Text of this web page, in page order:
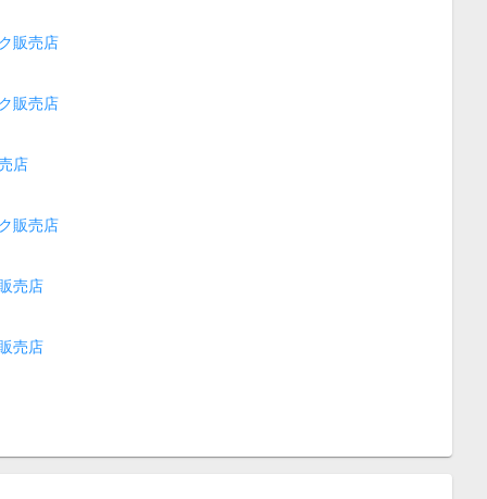
販売店
販売店
店
販売店
売店
売店